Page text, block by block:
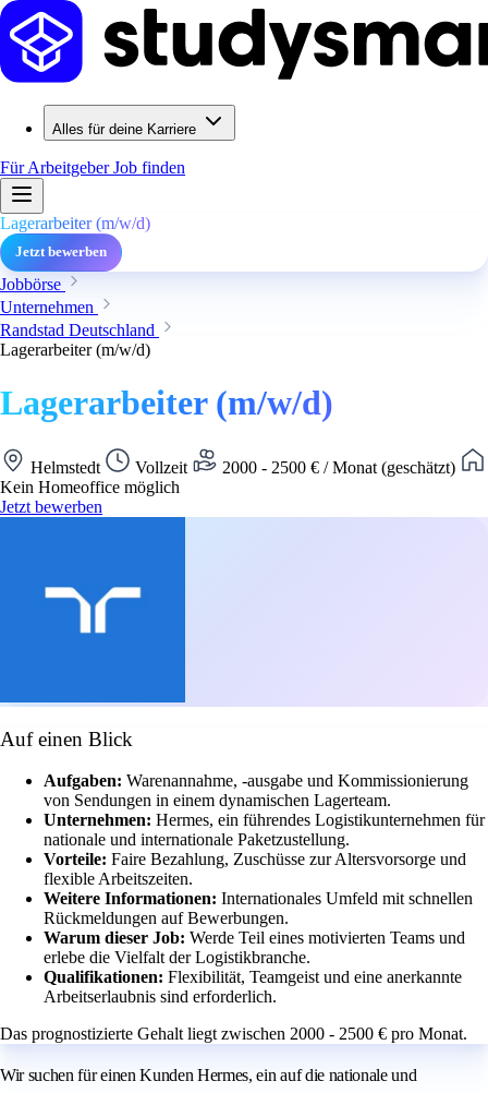
Alles für deine Karriere
Für ArbeitgeberJob finden
Lagerarbeiter (m/w/d)
Jetzt bewerben
Jobbörse
Unternehmen
Randstad Deutschland
Lagerarbeiter (m/w/d)
Lagerarbeiter (m/w/d)
Helmstedt Vollzeit
2000 - 2500 € / Monat (geschätzt)
Kein Homeoffice möglich
Jetzt bewerben
Auf einen Blick
Aufgaben: Warenannahme, -ausgabe und Kommissionierung
von Sendungen in einem dynamischen Lagerteam.
Unternehmen: Hermes, ein führendes Logistikunternehmen für
nationale und internationale Paketzustellung.
Vorteile: Faire Bezahlung, Zuschüsse zur Altersvorsorge und
flexible Arbeitszeiten.
Weitere Informationen: Internationales Umfeld mit schnellen
Rückmeldungen auf Bewerbungen.
Warum dieser Job: Werde Teil eines motivierten Teams und
erlebe die Vielfalt der Logistikbranche.
Qualifikationen: Flexibilität, Teamgeist und eine anerkannte
Arbeitserlaubnis sind erforderlich.
Das prognostizierte Gehalt liegt zwischen 2000 - 2500 € pro Monat.
Wir suchen für einen Kunden Hermes, ein auf die nationale und